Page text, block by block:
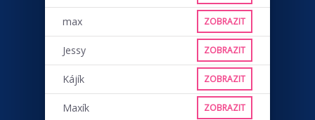
max ZOBRAZIT
Jessy ZOBRAZIT
Kájík ZOBRAZIT
Maxík ZOBRAZIT